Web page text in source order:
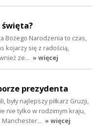
święta?
Bożego Narodzenia to czas,
kojarzy się z radością,
ze… » więcej
prezydenta
były najlepszy piłkarz Gruzji,
nie tylko w rodzimym kraju,
Manchester… » więcej